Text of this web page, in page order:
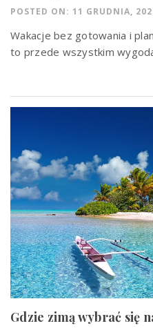
POSTED ON: 11 GRUDNIA,
Wakacje bez gotowania i
to przede wszystkim
Gdzie zimą wybrać się